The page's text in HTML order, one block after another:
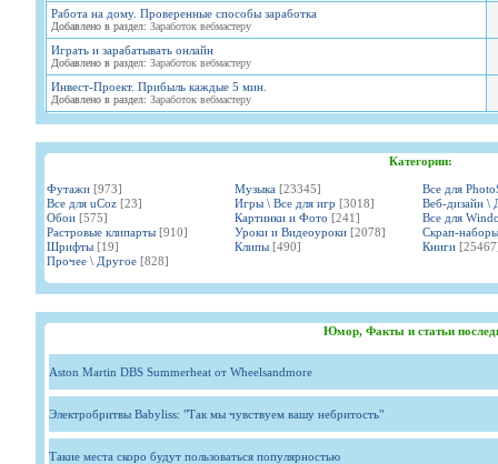
Работа на дому. Проверенные способы заработка
Добавлено в раздел: Заработок вебмастеру
Играть и зарабатывать онлайн
Добавлено в раздел: Заработок вебмастеру
Инвест-Проект. Прибыль каждые 5 мин.
Добавлено в раздел: Заработок вебмастеру
Категории:
Футажи [973] Музыка [23345]
Все для
Все для uCoz [23] Игры \ Все для игр [3018]
Веб-дизайн \
Обои [575] Картинки и Фото [241]
Все для
Растровые клипарты [910] Уроки и Видеоуроки [2078]
Скрап-наборы
Шрифты [19] Клипы [490] Книги
Прочее \ Другое [828]
Юмор, Факты и статьи
Aston Martin DBS Summerheat от Wheelsandmore
Электробритвы Babyliss: "Так мы чувствуем вашу небритость"
Такие места скоро будут пользоваться популярностью